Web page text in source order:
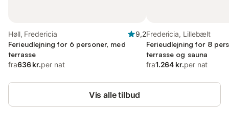
Høll, Fredericia
9,2
Ferieudlejning for 6 personer, med
terrasse
fra636 kr.per nat
Fredericia, Lillebælt
Ferieudlejning for 8
terrasse og sauna
fra1.264 kr.per nat
Vis alle tilbud